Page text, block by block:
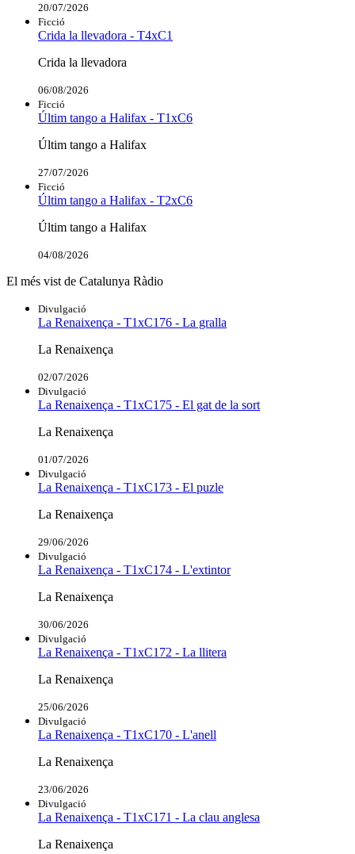
20/07/2026
Ficció
Crida la llevadora - T4xC1
Crida la llevadora
06/08/2026
Ficció
Últim tango a Halifax - T1xC6
Últim tango a Halifax
27/07/2026
Ficció
Últim tango a Halifax - T2xC6
Últim tango a Halifax
04/08/2026
El més vist de Catalunya Ràdio
Divulgació
La Renaixença - T1xC176 - La gralla
La Renaixença
02/07/2026
Divulgació
La Renaixença - T1xC175 - El gat de la sort
La Renaixença
01/07/2026
Divulgació
La Renaixença - T1xC173 - El puzle
La Renaixença
29/06/2026
Divulgació
La Renaixença - T1xC174 - L'extintor
La Renaixença
30/06/2026
Divulgació
La Renaixença - T1xC172 - La llitera
La Renaixença
25/06/2026
Divulgació
La Renaixença - T1xC170 - L'anell
La Renaixença
23/06/2026
Divulgació
La Renaixença - T1xC171 - La clau anglesa
La Renaixença